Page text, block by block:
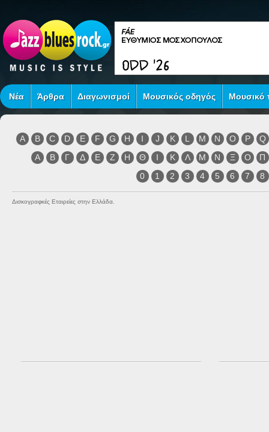
Νέα Άρθρα Διαγωνισμοί Μουσικός οδηγός Μουσικό
A B C D E F G H I J K L M N O P
Q
Α
Β Γ Δ Ε Ζ Η Θ Ι Κ Λ Μ Ν Ξ Ο
Π
0
1 2 3 4 5 6 7 8
Δισκογραφκές Εταιρείες στην Ελλάδα.